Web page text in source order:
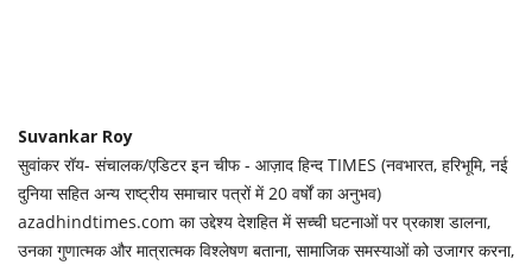
Suvankar Roy
सुवांकर रॉय- संचालक/एडिटर इन चीफ - आज़ाद हिन्द TIMES (नवभारत, हरिभूमि, नई
दुनिया सहित अन्य राष्ट्रीय समाचार पत्रों में 20 वर्षों का अनुभव)
azadhindtimes.com का उद्देश्य देशहित में सच्ची घटनाओं पर प्रकाश डालना,
उनका गुणात्मक और मात्रात्मक विश्लेषण बताना, सामाजिक समस्याओं को उजागर करना,